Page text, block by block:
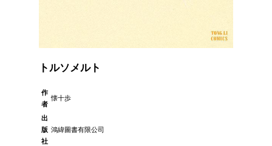
トルソメルト
作
者
懐十歩
出
版
社
鴻緯圖書有限公司